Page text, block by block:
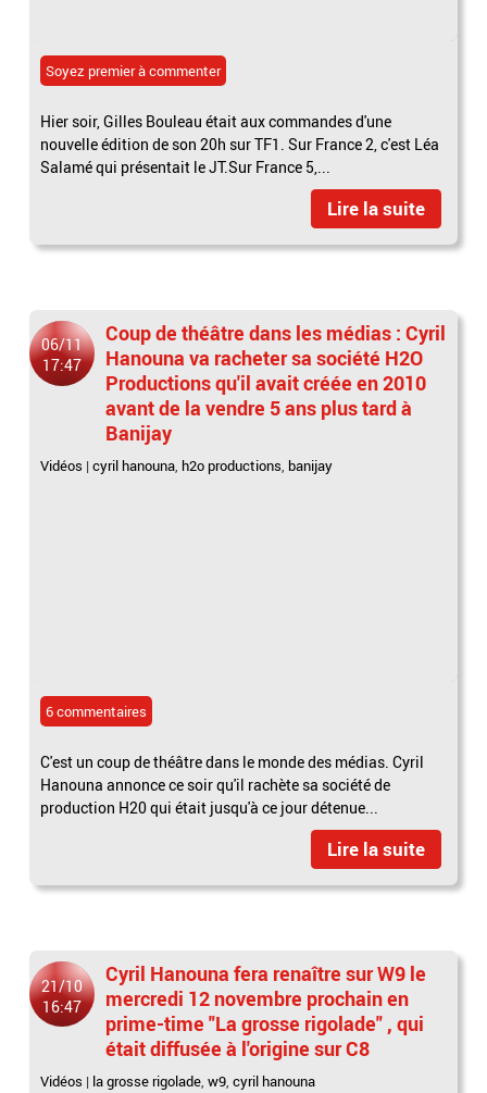
Soyez premier à commenter
Hier soir, Gilles Bouleau était aux commandes d'une
nouvelle édition de son 20h sur TF1. Sur France 2, c'est Léa
Salamé qui présentait le JT.Sur France 5,...
Lire la suite
06/11
17:47
Coup de théâtre dans les médias : Cyril
Hanouna va racheter sa société H2O
Productions qu'il avait créée en 2010
avant de la vendre 5 ans plus tard à
Banijay
Vidéos |cyril hanouna h2o productions banijay
6 commentaires
C'est un coup de théâtre dans le monde des médias. Cyril
Hanouna annonce ce soir qu'il rachète sa société de
production H20 qui était jusqu'à ce jour détenue...
Lire la suite
21/10
16:47
Cyril Hanouna fera renaître sur W9 le
mercredi 12 novembre prochain en
prime-time "La grosse rigolade" , qui
était diffusée à l'origine sur C8
Vidéos | la grosse rigolade,w9,cyril hanouna